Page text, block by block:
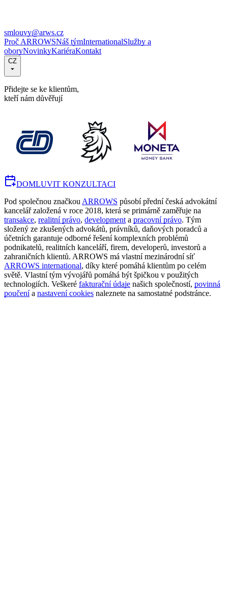
smlouvy@arws.cz
Proč ARROWSNáš týmInternationalSlužby a
oboryNovinkyKariéraKontakt
CZ
Přidejte se ke klientům,
kteří nám důvěřují
DOMLUVIT KONZULTACI
Pod společnou značkou ARROWS působí přední česká advokátní
kancelář založená v roce 2018, která se primárně zaměřuje na
transakce, realitní právo, development a pracovní právo. Tým
složený ze zkušených advokátů, právníků, daňových poradců a
účetních garantuje odborné řešení komplexních problémů
podnikatelů, realitních kanceláří, firem, developerů, investorů a
zahraničních klientů. ARROWS má vlastní mezinárodní síť
ARROWS international, díky které pomáhá klientům po celém
světě. Vlastní tým vývojářů pomáhá být špičkou v použitých
technologiích. Veškeré fakturační údaje našich společností, povinná
poučenía nastavení cookies naleznete na samostatné podstránce.